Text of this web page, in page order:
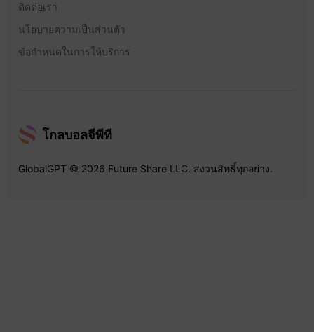
ติดต่อเรา
นโยบายความเป็นส่วนตัว
ข้อกำหนดในการให้บริการ
โกลบอลจีพีที
GlobalGPT © 2026 Future Share LLC. สงวนสิทธิ์ทุกอย่าง.